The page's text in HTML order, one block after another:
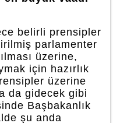
belirli prensipler
parlamenter
üzerine,
için hazırlık
üzerine
da gidecek gibi
Başbakanlık
şu anda